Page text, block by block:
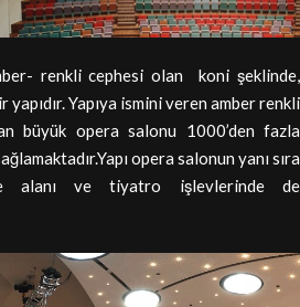
renkli cephesi olan koni şeklinde,
Yapıya ismini veren amber renkli
büyük opera salonu 1000’den fazla
opera salonun yanı sıra
alanı ve tiyatro işlevlerinde de